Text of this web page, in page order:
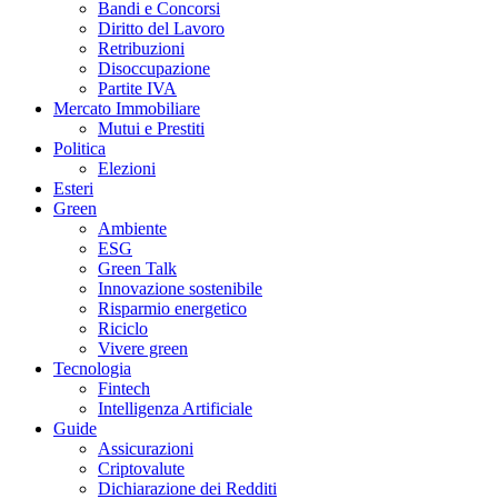
Bandi e Concorsi
Diritto del Lavoro
Retribuzioni
Disoccupazione
Partite IVA
Mercato Immobiliare
Mutui e Prestiti
Politica
Elezioni
Esteri
Green
Ambiente
ESG
Green Talk
Innovazione sostenibile
Risparmio energetico
Riciclo
Vivere green
Tecnologia
Fintech
Intelligenza Artificiale
Guide
Assicurazioni
Criptovalute
Dichiarazione dei Redditi